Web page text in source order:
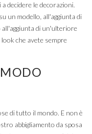
decidere le decorazioni.
un modello, all'aggiunta di
all'aggiunta di un'ulteriore
che avete sempre
di tutto il mondo. E non è
abbigliamento da sposa